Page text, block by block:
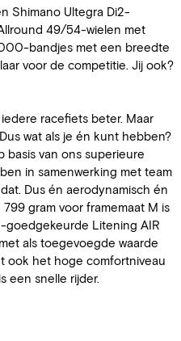
Shimano Ultegra Di2-
49/54-wielen met
bandjes met een breedte
voor de competitie. Jij ook?
racefiets beter. Maar
wat als je én kunt hebben?
basis van ons superieure
in samenwerking met team
Dus én aerodynamisch én
gram voor framemaat M is
goedgekeurde Litening AIR
als toegevoegde waarde
ook het hoge comfortniveau
een snelle rijder.